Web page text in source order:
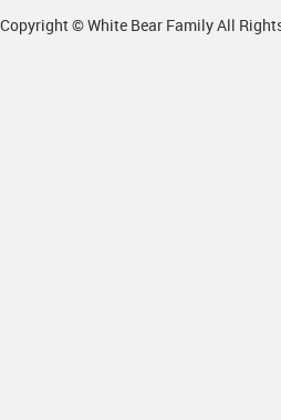
Copyright © White Bear Family All